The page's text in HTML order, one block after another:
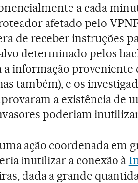
a cada
afetado pelo
de receber instruções
determinado pelos
a informação proveniente
também), e os
a existência de
poderiam
ação coordenada em
inutilizar a conexão à
dada a grande